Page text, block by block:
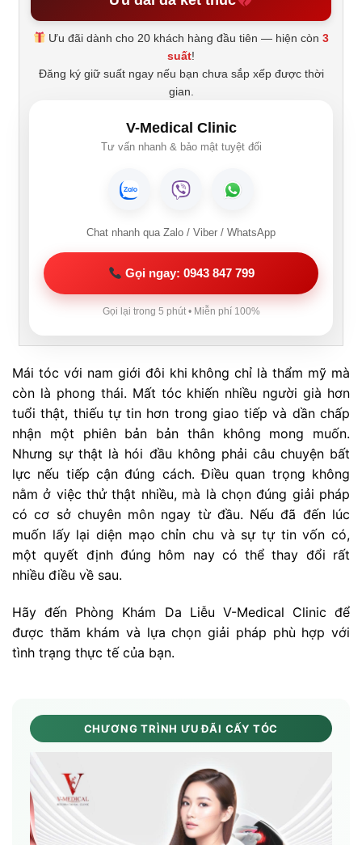
Ưu đãi dành cho 20 khách hàng đầu tiên — hiện còn3
suất!
Đăng ký giữ suất ngay nếu bạn chưa sắp xếp được thời
gian.
V-Medical Clinic
Tư vấn nhanh & bảo mật tuyệt đối
Chat nhanh qua Zalo / Viber / WhatsApp
Gọi ngay: 0943 847 799
Gọi lại trong 5 phút • Miễn phí 100%
Mái tóc với nam giới đôi khi không chỉ là thẩm mỹ mà
còn là phong thái. Mất tóc khiến nhiều người già hơn
tuổi thật, thiếu tự tin hơn trong giao tiếp và dần chấp
nhận một phiên bản bản thân không mong muốn.
Nhưng sự thật là hói đầu không phải câu chuyện bất
lực nếu tiếp cận đúng cách. Điều quan trọng không
nằm ở việc thử thật nhiều, mà là chọn đúng giải pháp
có cơ sở chuyên môn ngay từ đầu. Nếu đã đến lúc
muốn lấy lại diện mạo chỉn chu và sự tự tin vốn có,
một quyết định đúng hôm nay có thể thay đổi rất
nhiều điều về sau.
Hãy đến Phòng Khám Da Liễu V-Medical Clinic để
được thăm khám và lựa chọn giải pháp phù hợp với
tình trạng thực tế của bạn.
CHƯƠNG TRÌNH ƯU ĐÃI CẤY TÓC